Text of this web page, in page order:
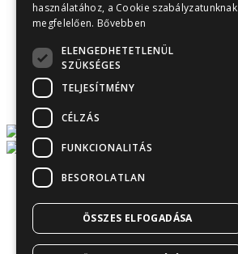
használatához, a Cookie szabályzatunknak
megfelelően. Bővebben
ELENGEDHETETLENÜL
SZÜKSÉGES
TELJESÍTMÉNY
CÉLZÁS
FUNKCIONALITÁS
BESOROLATLAN
ÖSSZES ELFOGADÁSA